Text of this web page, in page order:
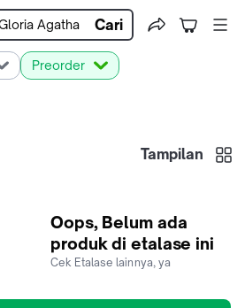
Cari
Preorder
Tampilan
Oops, Belum ada
produk di etalase ini
Cek Etalase lainnya, ya